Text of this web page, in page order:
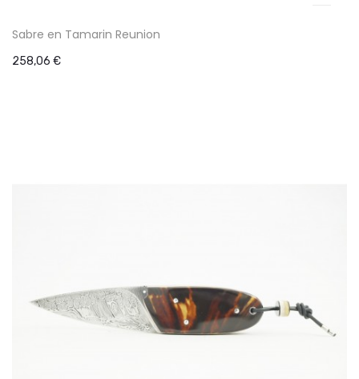
Sabre en Tamarin Reunion
258,06 €